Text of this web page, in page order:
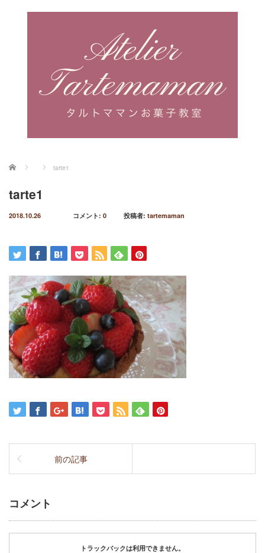
ホーム tarte1
tarte1
2018.10.26 コメント: 0 投稿者: tartemaman
前の記事
コメント
トラックバックは利用できません。